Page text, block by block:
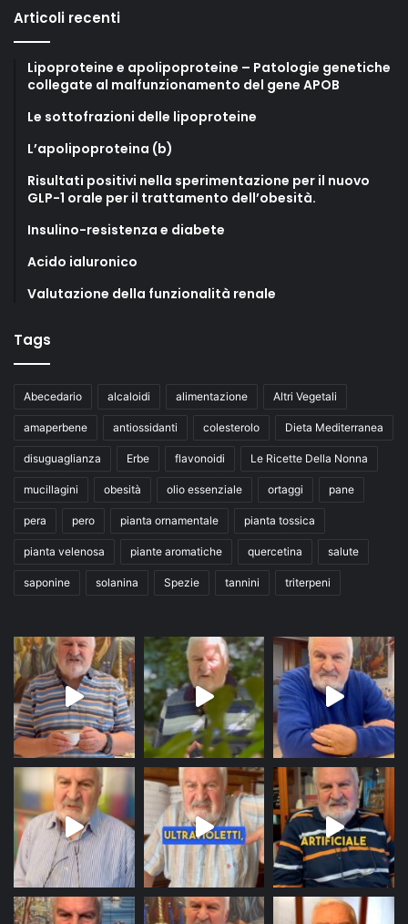
Articoli recenti
Lipoproteine e apolipoproteine – Patologie genetiche
collegate al malfunzionamento del gene APOB
Le sottofrazioni delle lipoproteine
L’apolipoproteina (b)
Risultati positivi nella sperimentazione per il nuovo
GLP-1 orale per il trattamento dell’obesità.
Insulino-resistenza e diabete
Acido ialuronico
Valutazione della funzionalità renale
Tags
Abecedario alcaloidi alimentazione Altri Vegetali
amaperbene antiossidanti colesterolo Dieta Mediterranea
disuguaglianza Erbe flavonoidi Le Ricette Della Nonna
mucillagini obesità olio essenziale ortaggi pane
pera pero pianta ornamentale pianta tossica
pianta velenosa piante aromatiche quercetina salute
saponine solanina Spezie tannini triterpeni